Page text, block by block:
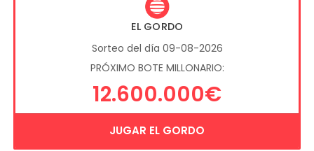
EL GORDO
Sorteo del día 09-08-2026
PRÓXIMO BOTE MILLONARIO:
12.600.000€
JUGAR EL GORDO